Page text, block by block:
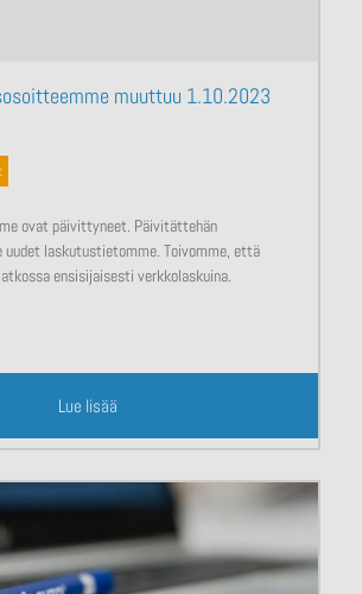
muuttuu 1.10.2023
ovat päivittyneet. Päivitättehän
uudet laskutustietomme. Toivomme, että
ensisijaisesti verkkolaskuina.
Lue lisää